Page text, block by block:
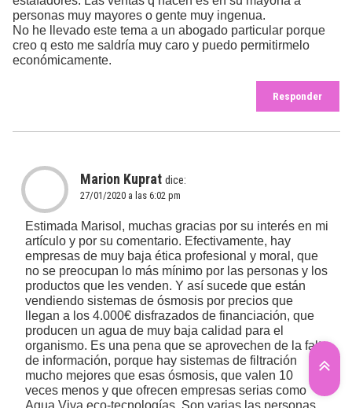
personas muy mayores o gente muy ingenua.
No he llevado este tema a un abogado particular porque
creo q esto me saldría muy caro y puedo permitirmelo
económicamente.
Responder
Marion Kuprat dice:
27/01/2020 a las 6:02 pm
Estimada Marisol, muchas gracias por su interés en mi
artículo y por su comentario. Efectivamente, hay
empresas de muy baja ética profesional y moral, que
no se preocupan lo más mínimo por las personas y los
productos que les venden. Y así sucede que están
vendiendo sistemas de ósmosis por precios que
llegan a los 4.000€ disfrazados de financiación, que
producen un agua de muy baja calidad para el
organismo. Es una pena que se aprovechen de la falta
de información, porque hay sistemas de filtración
mucho mejores que esas ósmosis, que valen 10
veces menos y que ofrecen empresas serias como
Agua Viva eco-tecnologías. Son varias las personas